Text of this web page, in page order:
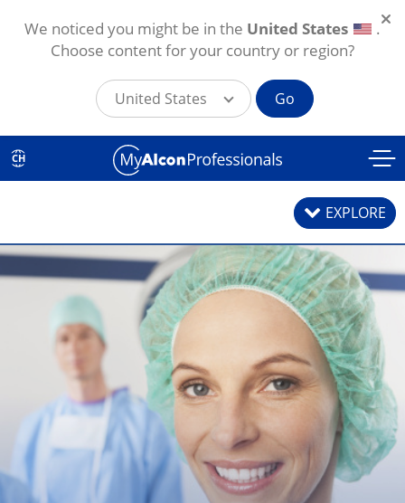
Skip to main content
CH
EXPLORE
Geräte & Vitrektome
Laser & Lasersonden
Grieshaber® DSP Instrumente
We noticed you might be in the United States
.
Choose content for your country or region?
United States Go